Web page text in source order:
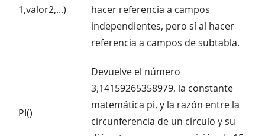
1,valor2,...)
hacer referencia a campos
independientes, pero sí al hacer
referencia a campos de subtabla.
PI()
Devuelve el número
3,14159265358979, la constante
matemática pi, y la razón entre la
circunferencia de un círculo y su